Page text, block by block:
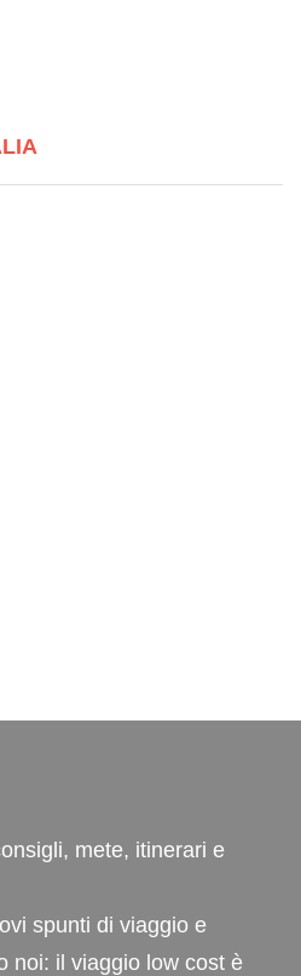
mete, itinerari e
spunti di viaggio e
noi: il viaggio low cost è